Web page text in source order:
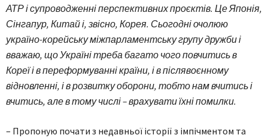
АТР і супроводженні перспективних проєктів. Це Японія,
Сінгапур, Китай і, звісно, Корея. Сьогодні очолюю
україно-корейську міжпарламентську групу дружби і
вважаю, що Україні треба багато чого повчитись в
Кореї і в переформуванні країни, і в післявоєнному
відновленні, і в розвитку оборони, тобто нам вчитись і
вчитись, але в тому числі – врахувати їхні помилки.
– Пропоную почати з недавньої історії з імпічментом та